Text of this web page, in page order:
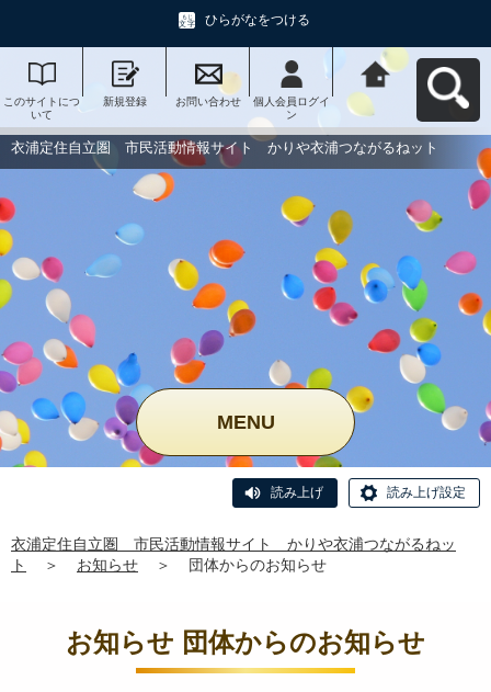
ひらがなをつける
このサイトにつ
いて
新規登録 お問い合わせ
個人会員ログイ
ン
衣浦定住自立
圏 市民活動情
報サイト かり
や衣浦つながる
ねットへ戻る
衣浦定住自立圏 市民活動情報サイト かりや衣浦つながるねット
MENU
読み上げ 読み上げ設定
衣浦定住自立圏 市民活動情報サイト かりや衣浦つながるねッ
ト
＞ お知らせ ＞ 団体からのお知らせ
お知らせ 団体からのお知らせ